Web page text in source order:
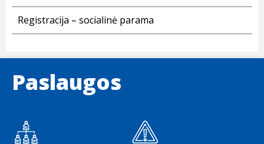
Registracija – socialinė parama
Paslaugos